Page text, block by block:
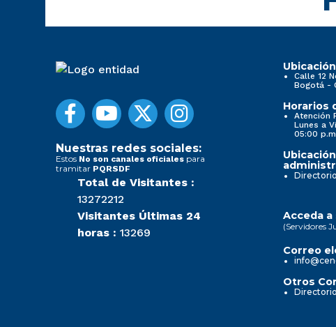
Nuestras redes sociales:
Estos No son canales oficiales para
tramitar PQRSDF
Total de Visitantes :
13272212
Visitantes Últimas 24
horas : 13269
Calle 12
Bogotá -
Horarios
Atención
Lunes a
05:00
Acceda
(Servidores
Correo
Otros